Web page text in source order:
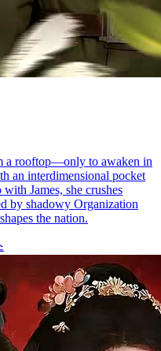
a rooftop—only to awaken in
an interdimensional pocket
James, she crushes
by shadowy Organization
the nation.